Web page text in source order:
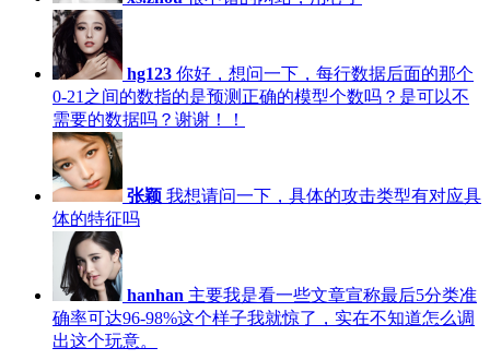
hg123 你好，想问一下，每行数据后面的那个
0-21之间的数指的是预测正确的模型个数吗？是可以不
需要的数据吗？谢谢！！
张颖 我想请问一下，具体的攻击类型有对应具
体的特征吗
hanhan 主要我是看一些文章宣称最后5分类准
确率可达96-98%这个样子我就惊了，实在不知道怎么调
出这个玩意。